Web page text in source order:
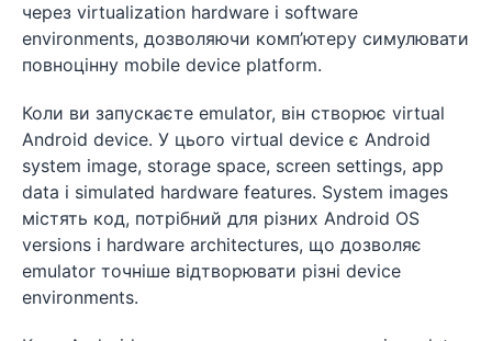
через virtualization hardware і software
environments, дозволяючи комп’ютеру симулювати
повноцінну mobile device platform.
Коли ви запускаєте emulator, він створює virtual
Android device. У цього virtual device є Android
system image, storage space, screen settings, app
data і simulated hardware features. System images
містять код, потрібний для різних Android OS
versions і hardware architectures, що дозволяє
emulator точніше відтворювати різні device
environments.